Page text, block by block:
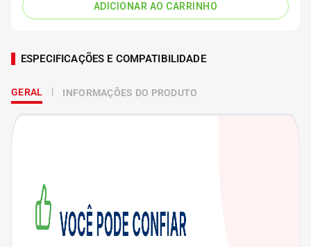
ADICIONAR AO CARRINHO
ESPECIFICAÇÕES E COMPATIBILIDADE
GERAL INFORMAÇÕES DO PRODUTO